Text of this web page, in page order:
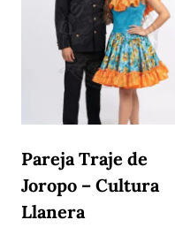
Pareja Traje de
Joropo – Cultura
Llanera